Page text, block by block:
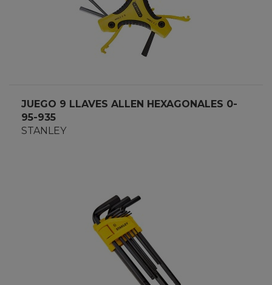
JUEGO 9 LLAVES ALLEN HEXAGONALES 0-
95-935
STANLEY